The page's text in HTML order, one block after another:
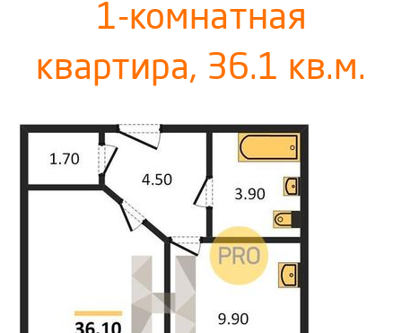
1-комнатная
квартира, 36.1 кв.м.